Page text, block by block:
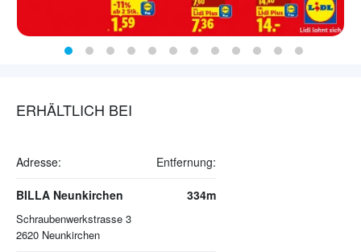
ERHÄLTLICH BEI
Adresse: Entfernung:
BILLA Neunkirchen
Schraubenwerkstrasse 3
2620 Neunkirchen
334m